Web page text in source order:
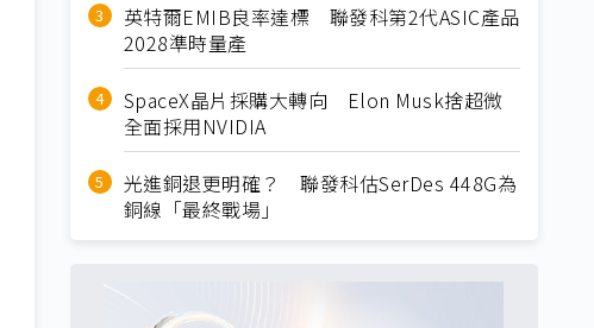
英特爾EMIB良率達標 聯發科第2代ASIC產品
2028準時量產
SpaceX晶片採購大轉向 Elon Musk捨超微
全面採用NVIDIA
光進銅退更明確？ 聯發科估SerDes 448G為
銅線「最終戰場」